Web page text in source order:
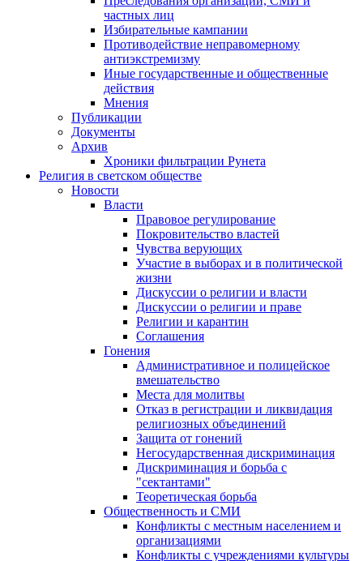
частных лиц
Избирательные кампании
Противодействие неправомерному
антиэкстремизму
Иные государственные и общественные
действия
Мнения
Публикации
Документы
Архив
Хроники фильтрации Рунета
Религия в светском обществе
Новости
Власти
Правовое регулирование
Покровительство властей
Чувства верующих
Участие в выборах и в политической
жизни
Дискуссии о религии и власти
Дискуссии о религии и праве
Религии и карантин
Соглашения
Гонения
Административное и полицейское
вмешательство
Места для молитвы
Отказ в регистрации и ликвидация
религиозных объединений
Защита от гонений
Негосударственная дискриминация
Дискриминация и борьба с
"сектантами"
Теоретическая борьба
Общественность и СМИ
Конфликты с местным населением и
организациями
Конфликты с учреждениями культуры